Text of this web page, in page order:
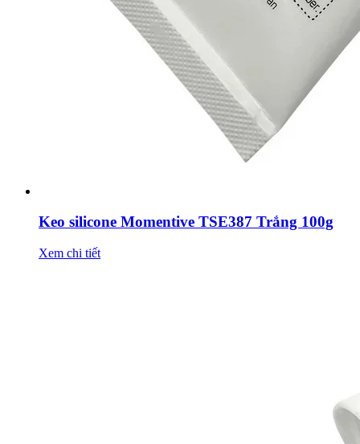
Keo silicone Momentive TSE387 Trắng 100g
Xem chi tiết